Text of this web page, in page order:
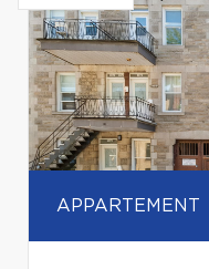
APPARTEMENT